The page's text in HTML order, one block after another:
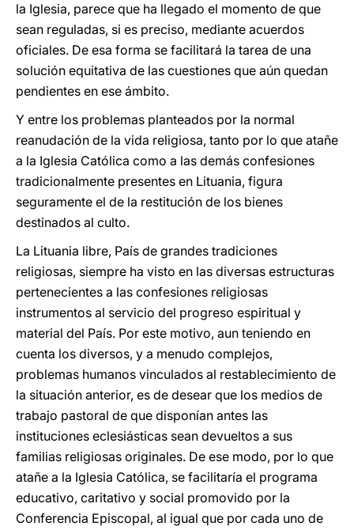
la Iglesia, parece que ha llegado el momento de que
sean reguladas, si es preciso, mediante acuerdos
oficiales. De esa forma se facilitará la tarea de una
solución equitativa de las cuestiones que aún quedan
pendientes en ese ámbito.
Y entre los problemas planteados por la normal
reanudación de la vida religiosa, tanto por lo que atañe
a la Iglesia Católica como a las demás confesiones
tradicionalmente presentes en Lituania, figura
seguramente el de la restitución de los bienes
destinados al culto.
La Lituania libre, País de grandes tradiciones
religiosas, siempre ha visto en las diversas estructuras
pertenecientes a las confesiones religiosas
instrumentos al servicio del progreso espiritual y
material del País. Por este motivo, aun teniendo en
cuenta los diversos, y a menudo complejos,
problemas humanos vinculados al restablecimiento de
la situación anterior, es de desear que los medios de
trabajo pastoral de que disponían antes las
instituciones eclesiásticas sean devueltos a sus
familias religiosas originales. De ese modo, por lo que
atañe a la Iglesia Católica, se facilitaría el programa
educativo, caritativo y social promovido por la
Conferencia Episcopal, al igual que por cada uno de